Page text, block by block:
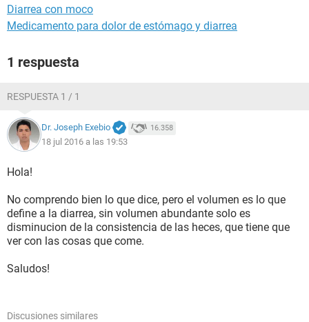
Diarrea con moco
Medicamento para dolor de estómago y diarrea
1 respuesta
RESPUESTA 1 / 1
Dr. Joseph Exebio 16.358
18 jul 2016 a las 19:53
Hola!
No comprendo bien lo que dice, pero el volumen es lo que
define a la diarrea, sin volumen abundante solo es
disminucion de la consistencia de las heces, que tiene que
ver con las cosas que come.
Saludos!
Discusiones similares